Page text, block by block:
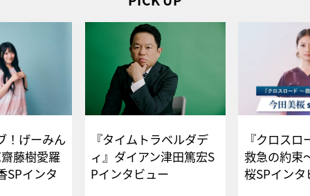
！げーみん
藤樹愛羅
SPインタ
『タイムトラベルダデ
ィ』ダイアン津田篤宏S
Pインタビュー
『クロス
救急の約束
桜SPイ